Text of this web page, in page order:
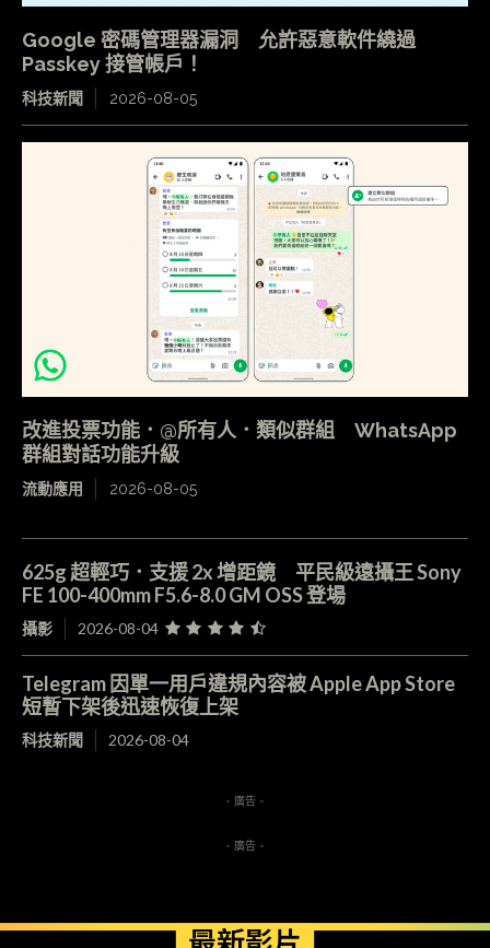
Google 密碼管理器漏洞 允許惡意軟件繞過
Passkey 接管帳戶！
科技新聞 2026-08-05
改進投票功能．@所有人．類似群組 WhatsApp
群組對話功能升級
流動應用 2026-08-05
625g 超輕巧．支援 2x 增距鏡 平民級遠攝王 Sony
FE 100-400mm F5.6-8.0 GM OSS 登場
攝影 2026-08-04
Telegram 因單一用戶違規內容被 Apple App Store
短暫下架後迅速恢復上架
科技新聞 2026-08-04
- 廣告 -
- 廣告 -
最新影片